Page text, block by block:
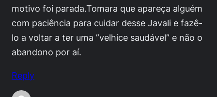
motivo foi parada.Tomara que apareça alguém
com paciência para cuidar desse Javali e fazê-
lo a voltar a ter uma ”velhice saudável” e não o
abandono por aí.
Reply